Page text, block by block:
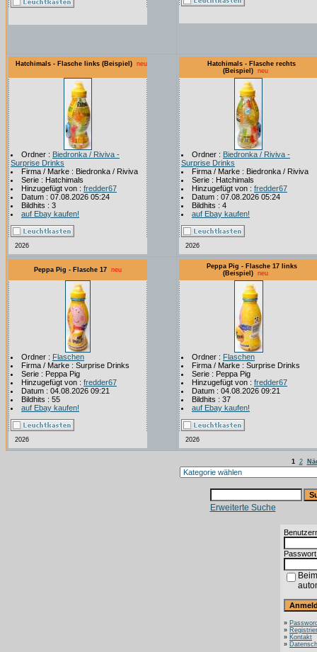
Hatchimals - Flasche links (Beispiel) neu
Ordner : Biedronka / Riviva -
Surprise Drinks
Firma / Marke : Biedronka / Riviva
Serie : Hatchimals
Hinzugefügt von : fredder67
Datum : 07.08.2026 05:24
Bildhits : 3
auf Ebay kaufen!
2026
Hatchimals - Flasche rechts
(Beispiel)
neu
Ordner : Biedronka / Riviva -
Surprise Drinks
Firma / Marke : Biedronka / Riviva
Serie : Hatchimals
Hinzugefügt von : fredder67
Datum : 07.08.2026 05:24
Bildhits : 4
auf Ebay kaufen!
2026
Peppa Pig - Flasche 17 neu
Ordner : Flaschen
Firma / Marke : Surprise Drinks
Serie : Peppa Pig
Hinzugefügt von : fredder67
Datum : 04.08.2026 09:21
Bildhits : 55
auf Ebay kaufen!
2026
Peppa Pig - Flasche 17 links
(Beispiel)
neu
Ordner : Flaschen
Firma / Marke : Surprise Drinks
Serie : Peppa Pig
Hinzugefügt von : fredder67
Datum : 04.08.2026 09:21
Bildhits : 37
auf Ebay kaufen!
2026
1 2
Erweiterte Suche
»
»
» Kontakt
»